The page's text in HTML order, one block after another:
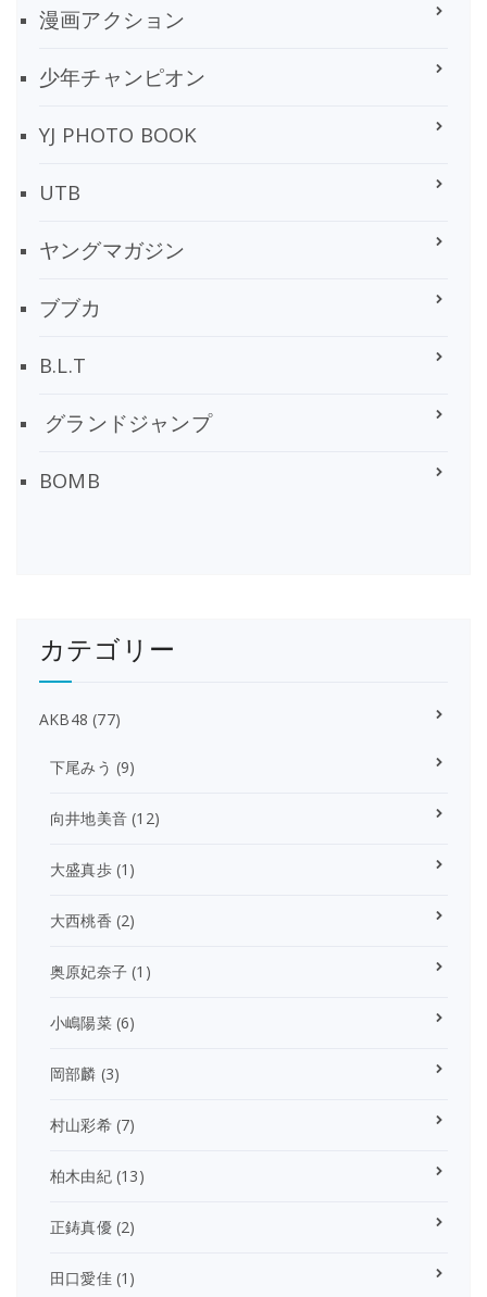
漫画アクション
少年チャンピオン
YJ PHOTO BOOK
UTB
ヤングマガジン
ブブカ
B.L.T
グランドジャンプ
BOMB
カテゴリー
AKB48 (77)
下尾みう (9)
向井地美音 (12)
大盛真歩(1)
大西桃香 (2)
奥原妃奈子 (1)
小嶋陽菜(6)
岡部麟 (3)
村山彩希(7)
柏木由紀(13)
正鋳真優(2)
田口愛佳(1)